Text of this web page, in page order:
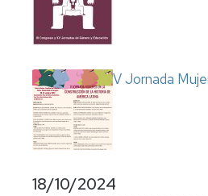
V Jornada
18/10/2024